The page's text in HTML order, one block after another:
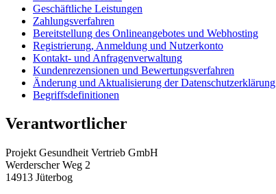
Geschäftliche Leistungen
Zahlungsverfahren
Bereitstellung des Onlineangebotes und Webhosting
Registrierung, Anmeldung und Nutzerkonto
Kontakt- und Anfragenverwaltung
Kundenrezensionen und Bewertungsverfahren
Änderung und Aktualisierung der Datenschutzerklärung
Begriffsdefinitionen
Verantwortlicher
Projekt Gesundheit Vertrieb GmbH
Werderscher Weg 2
14913 Jüterbog